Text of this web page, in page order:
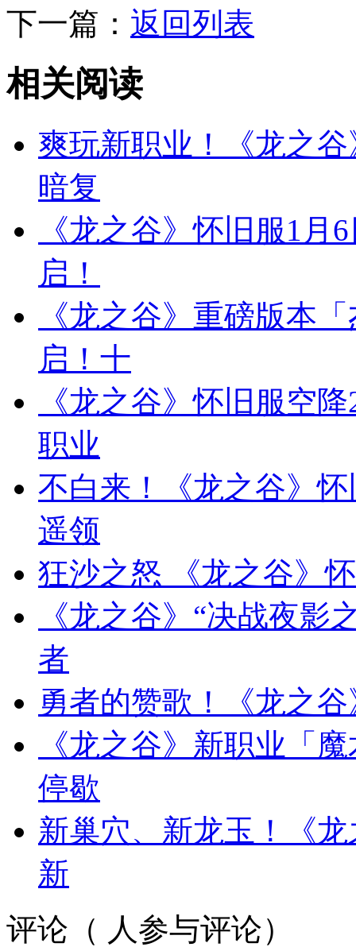
下一篇： 返回列表
相关阅读
爽玩新职业！《龙之
暗复
《龙之谷》怀旧服1
启！
《龙之谷》重磅版本
启！十
《龙之谷》怀旧服空
职业
不白来！《龙之谷》
遥领
狂沙之怒 《龙之谷》
《龙之谷》“决战夜影
者
勇者的赞歌！《龙之
《龙之谷》新职业「
停歇
新巢穴、新龙玉！《
新
评论（ 人参与评论）